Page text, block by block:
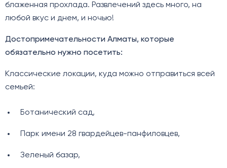
блаженная прохлада. Развлечений здесь много, на
любой вкус и днем, и ночью!
Достопримечательности Алматы, которые
обязательно нужно посетить:
Классические локации, куда можно отправиться всей
семьей:
Ботанический сад,
Парк имени 28 гвардейцев-панфиловцев,
Зеленый базар,